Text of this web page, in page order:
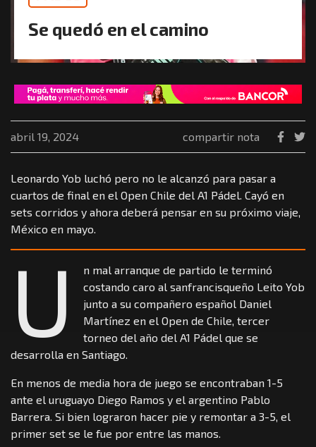
Se quedó en el camino
abril 19, 2024 compartir nota
Leonardo Yob luchó pero no le alcanzó para pasar a
cuartos de final en el Open Chile del A1 Pádel. Cayó en
sets corridos y ahora deberá pensar en su próximo viaje,
México en mayo.
U
n mal arranque de partido le terminó
costando caro al sanfrancisqueño Leito Yob
junto a su compañero español Daniel
Martínez en el Open de Chile, tercer
torneo del año del A1 Pádel que se
desarrolla en Santiago.
En menos de media hora de juego se encontraban 1-5
ante el uruguayo Diego Ramos y el argentino Pablo
Barrera. Si bien lograron hacer pie y remontar a 3-5, el
primer set se le fue por entre las manos.